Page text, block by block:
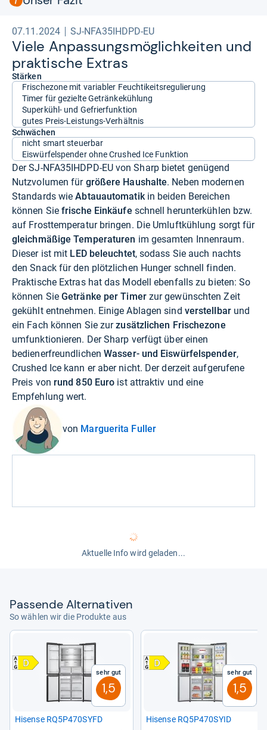
07.11.2024 SJ-NFA35IHDPD-EU
Viele Anpas­sungs­mög­lich­kei­ten und
prak­ti­sche Extras
Stärken
Frischezone mit variabler Feuchtikeitsregulierung
Timer für gezielte Getränkekühlung
Superkühl- und Gefrierfunktion
gutes Preis-Leistungs-Verhältnis
Schwächen
nicht smart steuerbar
Eiswürfelspender ohne Crushed Ice Funktion
Der SJ-NFA35IHDPD-EU von Sharp bietet genügend
Nutzvolumen für größere Haushalte. Neben modernen
Standards wieAbtauautomatikin beiden Bereichen
können Siefrische Einkäufe schnell herunterkühlen bzw.
auf Frosttemperatur bringen. Die Umluftkühlung sorgt für
gleichmäßige Temperaturen im gesamten Innenraum.
Dieser ist mit LED beleuchtet, sodass Sie auch nachts
den Snack für den plötzlichen Hunger schnell finden.
Praktische Extras hat das Modell ebenfalls zu bieten: So
können SieGetränke per Timerzur gewünschten Zeit
gekühlt entnehmen. Einige Ablagen sind verstellbarund
ein Fach können Sie zurzusätzlichen Frischezone
umfunktionieren. Der Sharp verfügt über einen
bedienerfreundlichenWasser- und Eiswürfelspender,
Crushed Ice kann er aber nicht. Der derzeit aufgerufene
Preis von rund 850 Euro ist attraktiv und eine
Empfehlung wert.
von Marguerita Fuller
Aktuelle Info wird geladen...
Pas­sende Alter­na­ti­ven
So wählen wir die Produkte aus
Sehr gut
1,5
Hisense RQ5P470SYFD
Sehr gut
1,5
Hisense RQ5P470SYID